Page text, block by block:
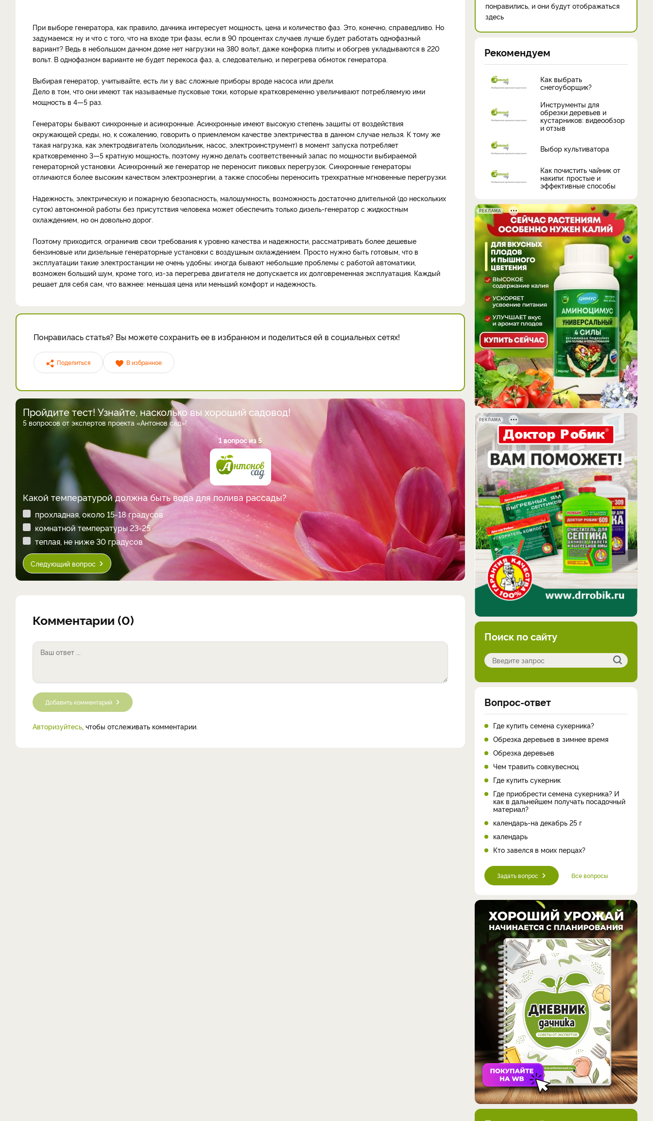
При выборе генератора, как правило, дачника интересует мощность, цена и количество фаз. Это, конечно, справедливо. Но
задумаемся: ну и что с того, что на входе три фазы, если в 90 процентах случаев лучше будет работать однофазный
вариант? Ведь в небольшом дачном доме нет нагрузки на 380 вольт, даже конфорка плиты и обогрев укладываются в 220
вольт. В однофазном варианте не будет перекоса фаз, а, следовательно, и перегрева обмоток генератора.
Выбирая генератор, учитывайте, есть ли у вас сложные приборы вроде насоса или дрели.
Дело в том, что они имеют так называемые пусковые токи, которые кратковременно увеличивают потребляемую ими
мощность в 4—5 раз.
Генераторы бывают синхронные и асинхронные. Асинхронные имеют высокую степень защиты от воздействия
окружающей среды, но, к сожалению, говорить о приемлемом качестве электричества в данном случае нельзя. К тому же
такая нагрузка, как электродвигатель (холодильник, насос, электроинструмент) в момент запуска потребляет
кратковременно 3—5 кратную мощность, поэтому нужно делать соответственный запас по мощности выбираемой
генераторной установки. Асинхронный же генератор не переносит пиковых перегрузок. Синхронные генераторы
отличаются более высоким качеством электроэнергии, а также способны переносить трехкратные мгновенные перегрузки.
Надежность, электрическую и пожарную безопасность, малошумность, возможность достаточно длительной (до нескольких
суток) автономной работы без присутствия человека может обеспечить только дизель-генератор с жидкостным
охлаждением, но он довольно дорог.
Поэтому приходится, ограничив свои требования к уровню качества и надежности, рассматривать более дешевые
бензиновые или дизельные генераторные установки с воздушным охлаждением. Просто нужно быть готовым, что в
эксплуатации такие электростанции не очень удобны: иногда бывают небольшие проблемы с работой автоматики,
возможен больший шум, кроме того, из-за перегрева двигателя не допускается их долговременная эксплуатация. Каждый
решает для себя сам, что важнее: меньшая цена или меньший комфорт и надежность.
Понравилась статья? Вы можете сохранить ее в избранном и поделиться ей в социальных сетях!
Поделиться В избранное
Пройдите тест! Узнайте, насколько вы хороший садовод!
5 вопросов от экспертов проекта «Антонов сад»!
1 вопрос из 5
Какой температурой должна быть вода для полива рассады?
прохладная, около 15-18 градусов
комнатной температуры 23-25
теплая, не ниже 30 градусов
Следующий вопрос
Комментарии (0)
Добавить комментарий
Авторизуйтесь, чтобы отслеживать комментарии.
понравились, и они будут отображаться
здесь
Рекомендуем
Как выбрать
снегоуборщик?
Инструменты для
обрезки деревьев и
кустарников: видеообзор
и отзыв
Выбор культиватора
Как почистить чайник от
накипи: простые и
эффективные способы
РЕКЛАМА
РЕКЛАМА
Поиск по сайту
Вопрос-ответ
Где купить семена сукерника?
Обрезка деревьев в зимнее время
Обрезка деревьев
Чем травить совкувесноц
Где купить сукерник
Где приобрести семена сукерника? И
как в дальнейшем получать посадочный
материал?
календарь-на декабрь 25 г
календарь
Кто завелся в моих перцах?
Задать вопрос Все вопросы